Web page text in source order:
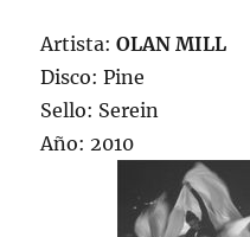
Artista:OLAN MILL
Disco: Pine
Sello: Serein
Año: 2010